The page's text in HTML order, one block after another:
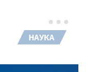
НАУКА